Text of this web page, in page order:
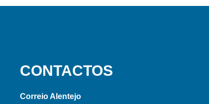
CONTACTOS
Correio Alentejo